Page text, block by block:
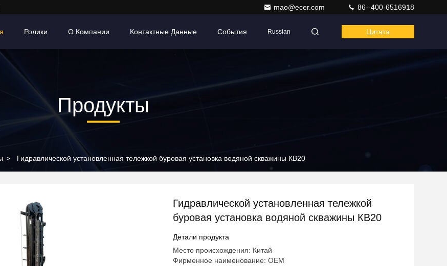
mao@ecer.com 86--400-6516918
Ролики О Компании Контактные Данные События Russian Цитата
Продукты
> Гидравлической установленная тележкой буровая установка водяной скважины КВ20
Гидравлической установленная тележкой
буровая установка водяной скважины КВ20
Детали продукта
Место происхождения: Китай
Фирменное наименование: OEM